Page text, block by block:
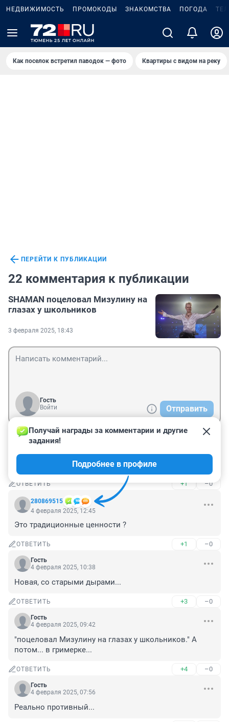
НЕДВИЖИМОСТЬ ПРОМОКОДЫ ЗНАКОМСТВА ПОГОДА
Как поселок встретил паводок — фото Квартиры с видом на реку
ПЕРЕЙТИ К ПУБЛИКАЦИИ
22 комментария к публикации
SHAMAN поцеловал Мизулину на
глазах у школьников
3 февраля 2025, 18:43
Гость
Войти
Отправить
Гость
Нашли же у роды друг друга.
ОТВЕТИТЬ +1 –0
280869515
Получай награды за комментарии и другие
задания!
Подробнее в профиле
4 февраля 2025, 12:45
Это традиционные ценности ?
ОТВЕТИТЬ +1 –0
Гость
4 февраля 2025, 10:38
Новая, со старыми дырами...
ОТВЕТИТЬ +3 –0
Гость
4 февраля 2025, 09:42
"поцеловал Мизулину на глазах у школьников." А
потом... в гримерке...
ОТВЕТИТЬ +4 –0
Гость
4 февраля 2025, 07:56
Реально противный...